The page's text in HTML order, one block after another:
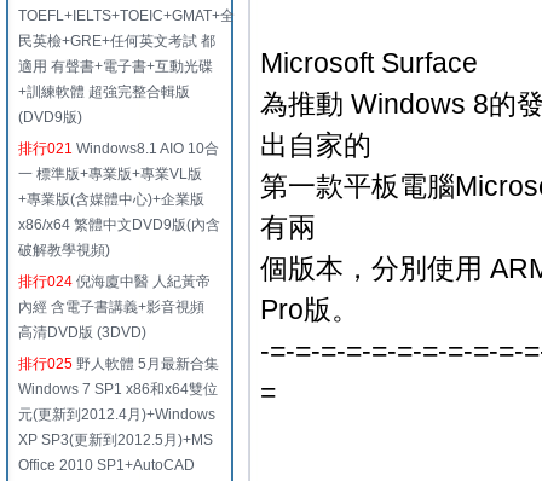
TOEFL+IELTS+TOEIC+GMAT+全
民英檢+GRE+任何英文考試 都
適用 有聲書+電子書+互動光碟
+訓練軟體 超強完整合輯版
(DVD9版)
排行021 Windows8.1 AIO 10合
一 標準版+專業版+專業VL版
+專業版(含媒體中心)+企業版
x86/x64 繁體中文DVD9版(內含
破解教學視頻)
排行024 倪海廈中醫 人紀黃帝
內經 含電子書講義+影音視頻
高清DVD版 (3DVD)
排行025 野人軟體 5月最新合集
Windows 7 SP1 x86和x64雙位
元(更新到2012.4月)+Windows
XP SP3(更新到2012.5月)+MS
Office 2010 SP1+AutoCAD
Microsoft Surface
為推動 Windows 8的
出自家的
第一款平板電腦
有兩
個版本，分別使用
Pro版。
-=-=-=-=-=-=-=-=-=-=-
=